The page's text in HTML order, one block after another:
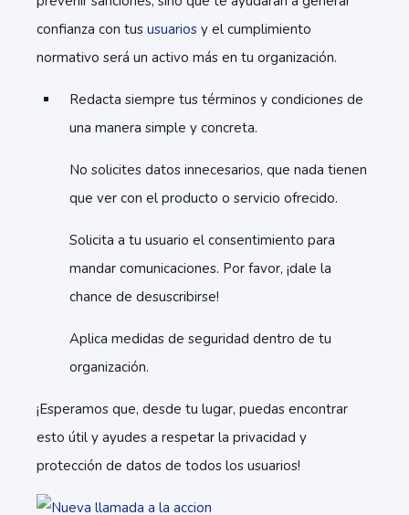
confianza con tus usuarios y el cumplimiento
normativo será un activo más en tu organización.
Redacta siempre tus términos y condiciones de
una manera simple y concreta.
No solicites datos innecesarios, que nada tienen
que ver con el producto o servicio ofrecido.
Solicita a tu usuario el consentimiento para
mandar comunicaciones. Por favor, ¡dale la
chance de desuscribirse!
Aplica medidas de seguridad dentro de tu
organización.
¡Esperamos que, desde tu lugar, puedas encontrar
esto útil y ayudes a respetar la privacidad y
protección de datos de todos los usuarios!